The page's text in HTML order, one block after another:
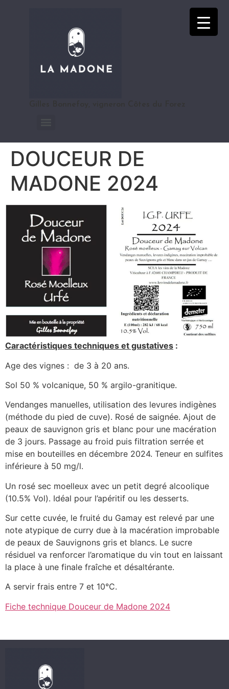
DOUCEUR DE
MADONE 2024
Caractéristiques techniques et gustatives :
Age des vignes : de 3 à 20 ans.
Sol 50 % volcanique, 50 % argilo-granitique.
Vendanges manuelles, utilisation des levures indigènes
(méthode du pied de cuve). Rosé de saignée. Ajout de
peaux de sauvignon gris et blanc pour une macération
de 3 jours. Passage au froid puis filtration serrée et
mise en bouteilles en décembre 2024. Teneur en sulfites
inférieure à 50 mg/l.
Un rosé sec moelleux avec un petit degré alcoolique
(10.5% Vol). Idéal pour l’apéritif ou les desserts.
Sur cette cuvée, le fruité du Gamay est relevé par une
note atypique de curry due à la macération improbable
de peaux de Sauvignons gris et blancs. Le sucre
résiduel va renforcer l’aromatique du vin tout en laissant
la place à une finale fraîche et désaltérante.
A servir frais entre 7 et 10°C.
Fiche technique Douceur de Madone 2024